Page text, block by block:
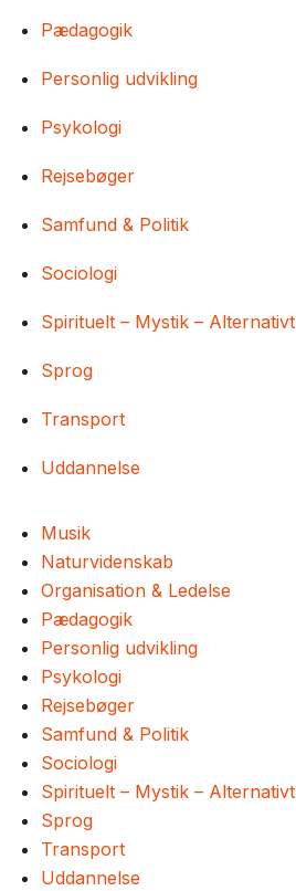
Pædagogik
Personlig udvikling
Psykologi
Rejsebøger
Samfund & Politik
Sociologi
Spirituelt – Mystik – Alternativt
Sprog
Transport
Uddannelse
Musik
Naturvidenskab
Organisation & Ledelse
Pædagogik
Personlig udvikling
Psykologi
Rejsebøger
Samfund & Politik
Sociologi
Spirituelt – Mystik – Alternativt
Sprog
Transport
Uddannelse